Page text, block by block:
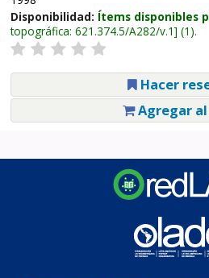
Disponibilidad: Ítems disponibles
topográfica: 621.374.5/A282/v.1 (1).
Hacer
Agregar